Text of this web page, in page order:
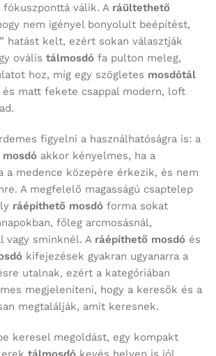
fókuszponttá válik. A ráültethető
nem igényel bonyolult beépítést,
hatást kelt, ezért sokan választják
ovális tálmosdó fa pulton meleg,
hoz, míg egy szögletes mosdótál
matt fekete csappal modern, loft
figyelni a használhatóságra is: a
akkor kényelmes, ha a
a medence közepére érkezik, és nem
A megfelelő magasságú csaptelep
ráépíthető mosdó forma sokat
főleg arcmosásnál,
vagy sminknél. A ráépíthető mosdó és
kifejezések gyakran ugyanarra a
utalnak, ezért a kategóriában
megjeleníteni, hogy a keresők és a
megtalálják, amit keresnek.
keresel megoldást, egy kompakt